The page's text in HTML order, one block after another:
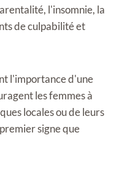
l'insomnie, la
de culpabilité et
l'importance d'une
les femmes à
locales ou de leurs
signe que